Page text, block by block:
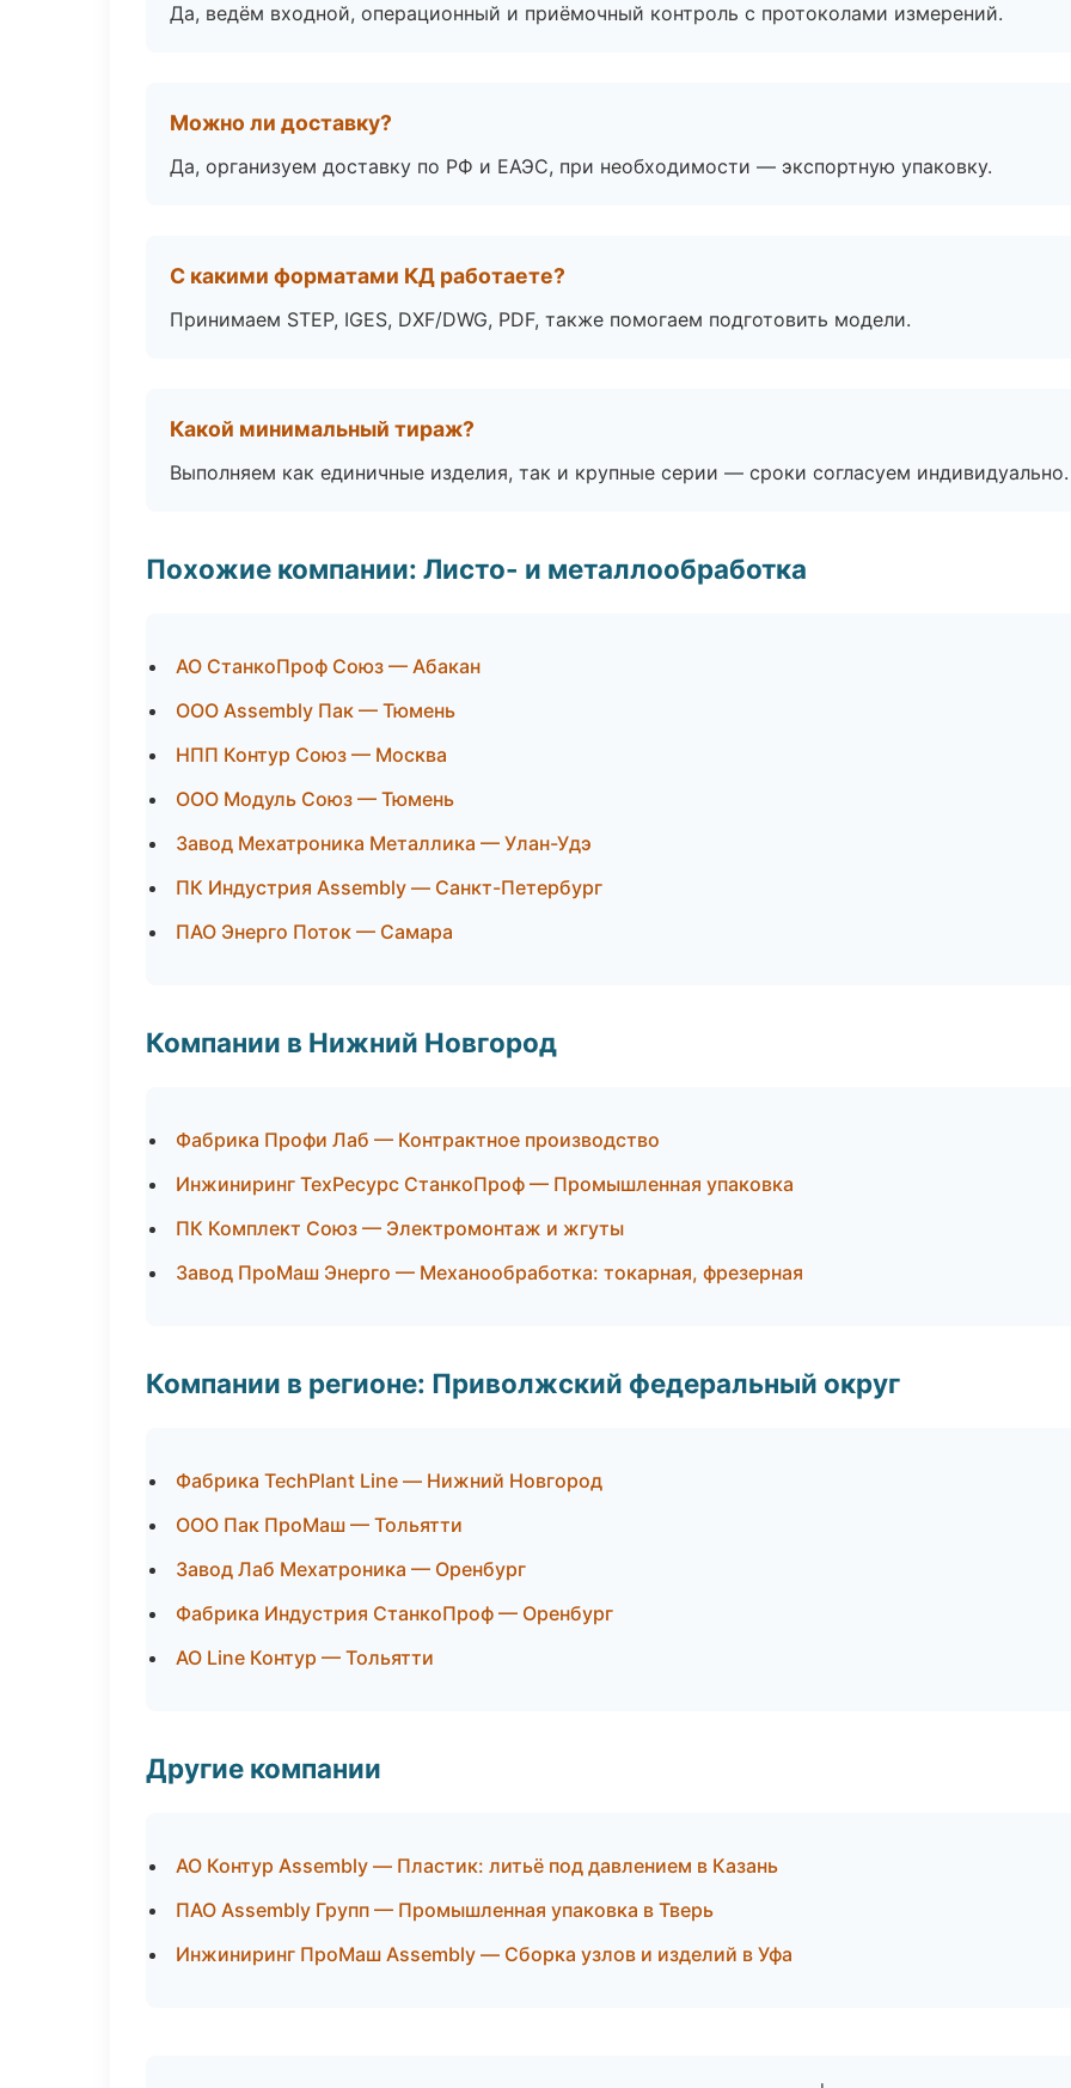
Да, ведём входной, операционный и приёмочный контроль с протоколами измерений.
Можно ли доставку?
Да, организуем доставку по РФ и ЕАЭС, при необходимости — экспортную упаковку.
С какими форматами КД работаете?
Принимаем STEP, IGES, DXF/DWG, PDF, также помогаем подготовить модели.
Какой минимальный тираж?
Выполняем как единичные изделия, так и крупные серии — сроки согласуем индивидуально.
Похожие компании: Листо- и металлообработка
АО СтанкоПроф Союз — Абакан
ООО Assembly Пак — Тюмень
НПП Контур Союз — Москва
ООО Модуль Союз — Тюмень
Завод Мехатроника Металлика — Улан-Удэ
ПК Индустрия Assembly — Санкт-Петербург
ПАО Энерго Поток — Самара
Компании в Нижний Новгород
Фабрика Профи Лаб — Контрактное производство
Инжиниринг ТехРесурс СтанкоПроф — Промышленная упаковка
ПК Комплект Союз — Электромонтаж и жгуты
Завод ПроМаш Энерго — Механообработка: токарная, фрезерная
Компании в регионе: Приволжский федеральный округ
Фабрика TechPlant Line — Нижний Новгород
ООО Пак ПроМаш — Тольятти
Завод Лаб Мехатроника — Оренбург
Фабрика Индустрия СтанкоПроф — Оренбург
АО Line Контур — Тольятти
Другие компании
АО Контур Assembly — Пластик: литьё под давлением в Казань
ПАО Assembly Групп — Промышленная упаковка в Тверь
Инжиниринг ПроМаш Assembly — Сборка узлов и изделий в Уфа